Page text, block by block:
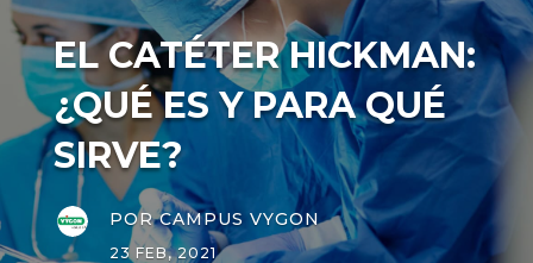
EL CATÉTER
HICKMAN: ¿QUÉ ES Y
PARA QUÉ SIRVE?
PORCAMPUS VYGON
23 FEB, 2021